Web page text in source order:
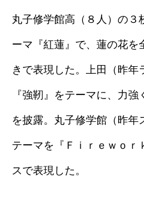
丸子修学館高（８人）の３
ーマ『紅蓮』で、蓮の花を
きで表現した。上田（昨年
『強靭』をテーマに、力
を披露。丸子修学館（昨年
テーマを『Ｆｉｒｅｗｏｒ
スで表現した。